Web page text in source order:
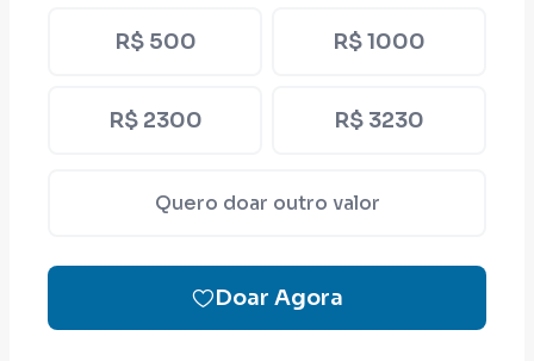
diferente, com tudo identificado, dentro da
contribuir agora, compartilhe esta página,
R$ 500 R$ 1000
R$ 2300 R$ 3230
Quero doar outro valor
Doar Agora